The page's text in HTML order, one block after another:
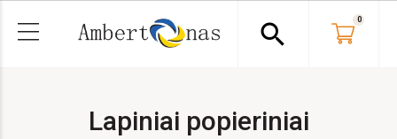
search 0
Lapiniai popieriniai